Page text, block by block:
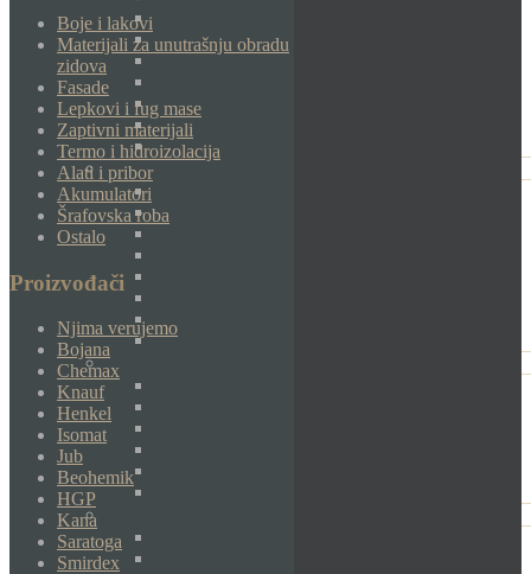
Boje i lakovi
Materijali za unutrašnju obradu
zidova
Fasade
Lepkovi i fug mase
Zaptivni materijali
Termo i hidroizolacija
Alati i pribor
Akumulatori
Šrafovska roba
Ostalo
Proizvođači
Njima verujemo
Bojana
Chemax
Knauf
Henkel
Isomat
Jub
Beohemik
HGP
Kana
Saratoga
Smirdex